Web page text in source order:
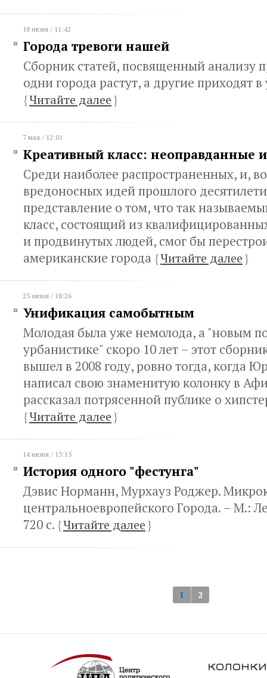
18 июля / 11:42
Города тревоги нашей
Сборник статей, посвященный анализу
одни города растут, а другие приходят в
{Читайте далее}
7 мая / 12:01
Креативный класс: неоправданные
Среди наиболее распространенных, и,
вредоносных идей прошлого
представление о том, что так
класс, состоящий из
и продвинутых людей, смог бы
американские города {Читайте далее}
23 июня / 18:26
Унификация самобытным
Молодая была уже немолода, а "новым
урбанистике" скоро 10 лет – этот
вышел в 2008 году, ровно тогда, когда
написал свою знаменитую колонку в
рассказал потрясенной публике о
{Читайте далее}
14 июня / 13:15
История одного "фестунга"
Дэвис Норманн, Мурхауз Роджер.
центральноевропейского Города. – М.:
720 с. {Читайте далее}
1 2
колонки